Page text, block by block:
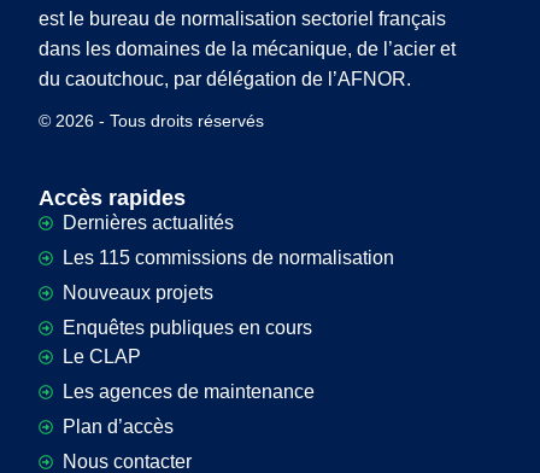
est le bureau de normalisation sectoriel français
dans les domaines de la mécanique, de l’acier et
du caoutchouc, par délégation de l’AFNOR.
© 2026 - Tous droits réservés
Accès rapides
Dernières actualités
Les 115 commissions de normalisation
Nouveaux projets
Enquêtes publiques en cours
Le CLAP
Les agences de maintenance
Plan d’accès
Nous contacter